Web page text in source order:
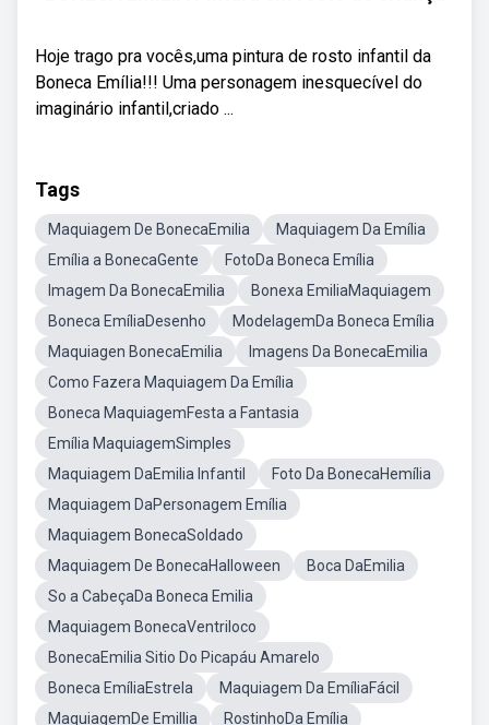
Hoje trago pra vocês,uma pintura de rosto infantil da
Boneca Emília!!! Uma personagem inesquecível do
imaginário infantil,criado ...
Tags
Maquiagem De BonecaEmilia
Maquiagem Da Emília
Emília a BonecaGente
FotoDa Boneca Emília
Imagem Da BonecaEmilia
Bonexa EmiliaMaquiagem
Boneca EmíliaDesenho
ModelagemDa Boneca Emília
Maquiagen BonecaEmilia
Imagens Da BonecaEmilia
Como Fazera Maquiagem Da Emília
Boneca MaquiagemFesta a Fantasia
Emília MaquiagemSimples
Maquiagem DaEmilia Infantil
Foto Da BonecaHemília
Maquiagem DaPersonagem Emília
Maquiagem BonecaSoldado
Maquiagem De BonecaHalloween
Boca DaEmilia
So a CabeçaDa Boneca Emilia
Maquiagem BonecaVentriloco
BonecaEmilia Sitio Do Picapáu Amarelo
Boneca EmíliaEstrela
Maquiagem Da EmíliaFácil
MaquiagemDe Emillia
RostinhoDa Emília